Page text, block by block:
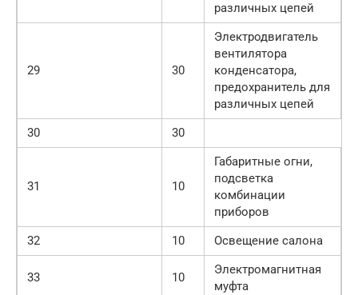
различных цепей
29 30
Электродвигатель
вентилятора
конденсатора,
предохранитель для
различных цепей
30
30
31 10
Габаритные огни,
подсветка
комбинации
приборов
32
10 Освещение салона
33 10
Электромагнитная
муфта